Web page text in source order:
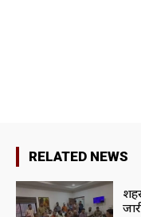
RELATED NEWS